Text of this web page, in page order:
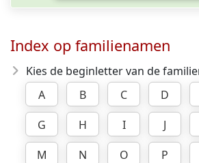
Index op familienamen
Kies de beginletter van de
A
B C D
G
H I J
M
N O P